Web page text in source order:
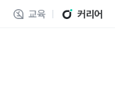
교육 커리어